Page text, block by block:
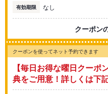
有効期限 なし
クーポン
クーポンを使ってネット予約できます
【毎日お得な曜日クー
典をご用意！詳しくは下